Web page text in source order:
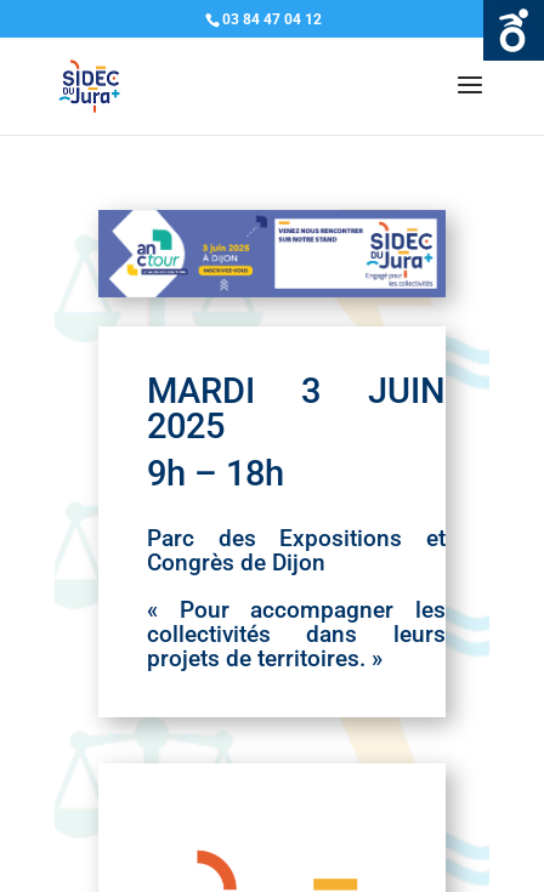
03 84 47 04 12
MARDI 3 JUIN
2025
9h – 18h
Parc des Expositions et
Congrès de Dijon
« Pour accompagner les
collectivités dans leurs
projets de territoires. »